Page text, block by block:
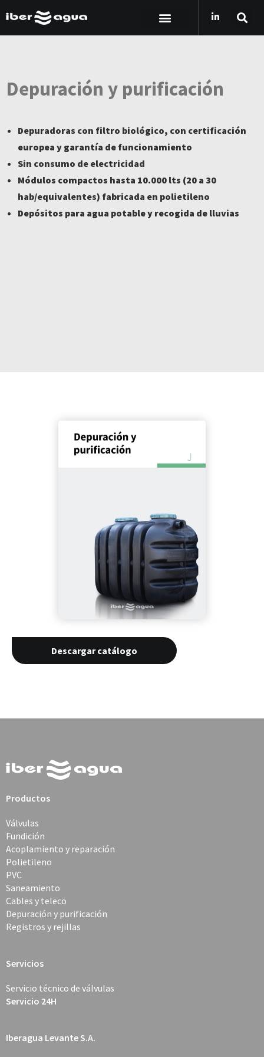
Depuración y purificación
Depuradoras con filtro biológico, con certificación
europea y garantía de funcionamiento
Sin consumo de electricidad
Módulos compactos hasta 10.000 lts (20 a 30
hab/equivalentes) fabricada en polietileno
Depósitos para agua potable y recogida de lluvias
Descargar catálogo
Productos
Válvulas
Fundición
Acoplamiento y reparación
Polietileno
PVC
Saneamiento
Cables y teleco
Depuración y purificación
Registros y rejillas
Servicios
Servicio técnico de válvulas
Servicio 24H
Iberagua Levante S.A.